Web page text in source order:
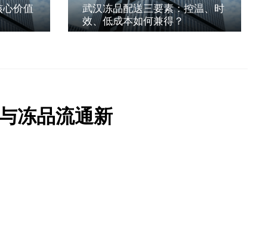
心价值
武汉冻品配送三要素：控温、时
效、低成本如何兼得？
冻品流通新